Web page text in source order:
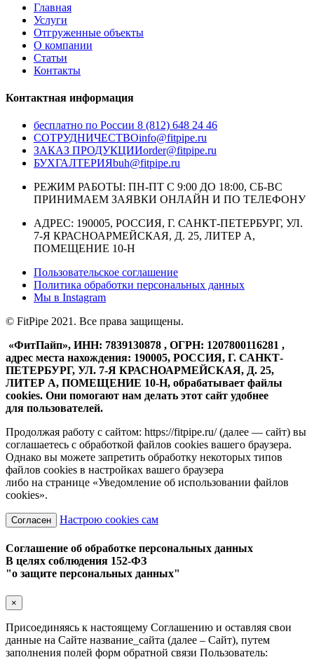
Главная
Услуги
Отгруженные объекты
О компании
Статьи
Контакты
Контактная информация
бесплатно по России 8 (812) 648 24 46
СОТРУДНИЧЕСТВОinfo@fitpipe.ru
ЗАКАЗ ПРОДУКЦИИorder@fitpipe.ru
БУХГАЛТЕРИЯbuh@fitpipe.ru
РЕЖИМ РАБОТЫ: ПН-ПТ С 9:00 ДО 18:00, СБ-ВС
ПРИНИМАЕМ ЗАЯВКИ ОНЛАЙН И ПО ТЕЛЕФОНУ
АДРЕС: 190005, РОССИЯ, Г. САНКТ-ПЕТЕРБУРГ, УЛ.
7-Я КРАСНОАРМЕЙСКАЯ, Д. 25, ЛИТЕР А,
ПОМЕЩЕНИЕ 10-Н
Пользовательское соглашение
Политика обработки персональных данных
Мы в Instagram
© FitPipe 2021. Все права защищены.
«ФитПайп», ИНН: 7839130878 , ОГРН: 1207800116281 ,
адрес места нахождения: 190005, РОССИЯ, Г. САНКТ-
ПЕТЕРБУРГ, УЛ. 7-Я КРАСНОАРМЕЙСКАЯ, Д. 25,
ЛИТЕР А, ПОМЕЩЕНИЕ 10-Н, обрабатывает файлы
cookies. Они помогают нам делать этот сайт удобнее
для пользователей.
Продолжая работу с сайтом: https://fitpipe.ru/ (далее — сайт) вы
соглашаетесь с обработкой файлов cookies вашего браузера.
Однако вы можете запретить обработку некоторых типов
файлов cookies в настройках вашего браузера
либо на странице «Уведомление об использовании файлов
cookies».
Согласен Настрою cookies сам
Соглашение об обработке персональных данных
В целях соблюдения 152-ФЗ
"о защите персональных данных"
×
Присоединяясь к настоящему Соглашению и оставляя свои
данные на Сайте название_сайта (далее – Сайт), путем
заполнения полей форм обратной связи Пользователь: